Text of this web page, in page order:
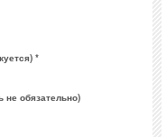
*
не обязательно)